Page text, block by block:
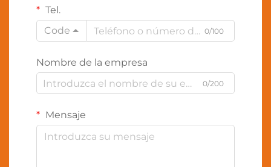
Tel.
Code
0/100
Nombre de la empresa
0/200
Mensaje